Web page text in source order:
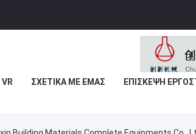
ΣΧΕΤΙΚΆ ΜΕ ΕΜΆΣ ΕΠΙΣΚΕΨΉ